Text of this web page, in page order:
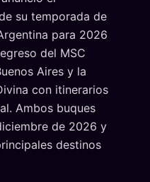
su temporada de
para 2026
del MSC
Aires y la
con itinerarios
Ambos buques
de 2026 y
destinos